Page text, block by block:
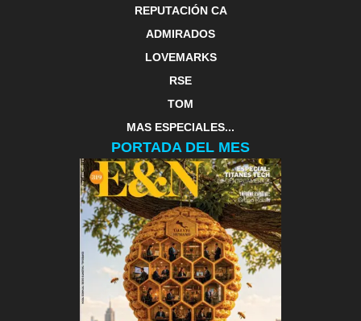
REPUTACIÓN CA
ADMIRADOS
LOVEMARKS
RSE
TOM
MAS ESPECIALES...
PORTADA DEL MES